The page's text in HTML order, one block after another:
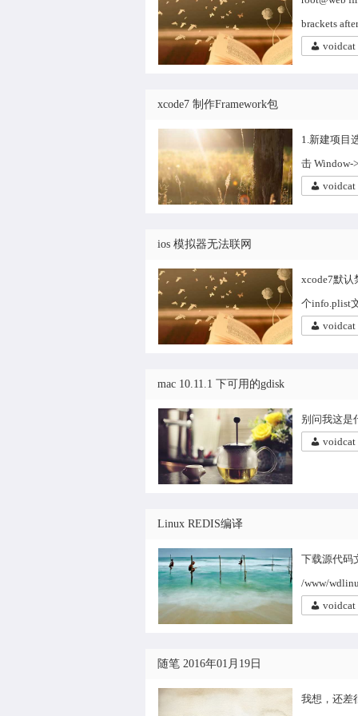
brackets
voidcat
xcode7 制作Framework包
1.新建项目
击 Window-
voidcat
ios 模拟器无法联网
xcode7默
个info.plist
voidcat
mac 10.11.1 下可用的gdisk
别问我这是
voidcat
Linux REDIS编译
下载源代码
/www/
voidcat
随笔 2016年01月19日
我想，还差